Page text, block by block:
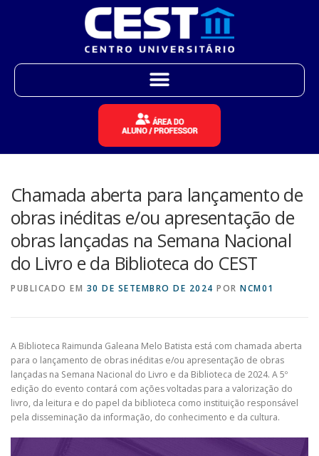
Chamada aberta para lançamento de
obras inéditas e/ou apresentação de
obras lançadas na Semana Nacional
do Livro e da Biblioteca do CEST
PUBLICADO EM 30 DE SETEMBRO DE 2024 POR NCM01
A Biblioteca Raimunda Galeana Melo Batista está com chamada aberta
para o lançamento de obras inéditas e/ou apresentação de obras
lançadas na Semana Nacional do Livro e da Biblioteca de 2024. A 5º
edição do evento contará com ações voltadas para a valorização do
livro, da leitura e do papel da biblioteca como instituição responsável
pela disseminação da informação, do conhecimento e da cultura.